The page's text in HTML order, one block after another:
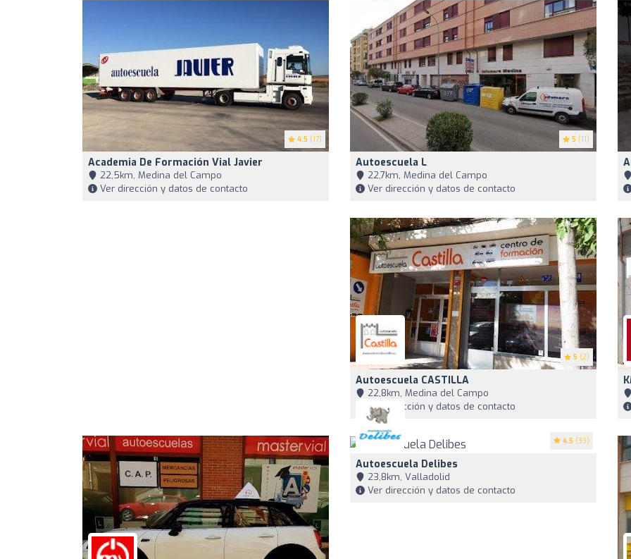
4.5 (17)
Academia De Formación Vial Javier
22,5km, Medina del Campo
Ver dirección y datos de contacto
5 (11)
Autoescuela L
22,7km, Medina del Campo
Ver dirección y datos de contacto
5 (2)
Autoescuela CASTILLA
22,8km, Medina del Campo
Ver dirección y datos de contacto
4.5 (33)
Autoescuela Delibes
23,8km, Valladolid
Ver dirección y datos de contacto